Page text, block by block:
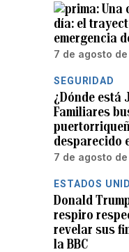
Una
día: el
emergencia
7 de agosto de
SEGURIDAD
¿Dónde está
Familiares
desparecido
7 de agosto de
ESTADOS
Donald
respiro
revelar sus
la BBC